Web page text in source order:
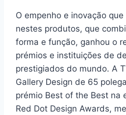
O empenho e inovação
nestes produtos, que
forma e função, ganhou o
prémios e instituições de
prestigiados do mundo. A
Gallery Design de 65
prémio Best of the Best na
Red Dot Design Awards,